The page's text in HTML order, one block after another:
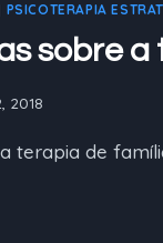
PSICOTERAPIA
sobre
2018
terapia de